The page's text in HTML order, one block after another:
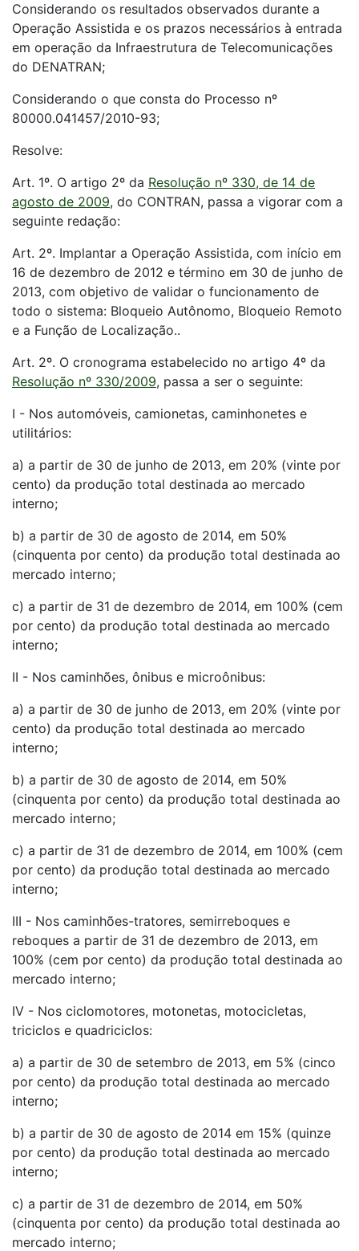
Considerando os resultados observados durante a
Operação Assistida e os prazos necessários à entrada
em operação da Infraestrutura de Telecomunicações
do DENATRAN;
Considerando o que consta do Processo nº
80000.041457/2010-93;
Resolve:
Art. 1º. O artigo 2º da Resolução nº 330, de 14 de
agosto de 2009, do CONTRAN, passa a vigorar com a
seguinte redação:
Art. 2º. Implantar a Operação Assistida, com início em
16 de dezembro de 2012 e término em 30 de junho de
2013, com objetivo de validar o funcionamento de
todo o sistema: Bloqueio Autônomo, Bloqueio Remoto
e a Função de Localização..
Art. 2º. O cronograma estabelecido no artigo 4º da
Resolução nº 330/2009, passa a ser o seguinte:
I - Nos automóveis, camionetas, caminhonetes e
utilitários:
a) a partir de 30 de junho de 2013, em 20% (vinte por
cento) da produção total destinada ao mercado
interno;
b) a partir de 30 de agosto de 2014, em 50%
(cinquenta por cento) da produção total destinada ao
mercado interno;
c) a partir de 31 de dezembro de 2014, em 100% (cem
por cento) da produção total destinada ao mercado
interno;
II - Nos caminhões, ônibus e microônibus:
a) a partir de 30 de junho de 2013, em 20% (vinte por
cento) da produção total destinada ao mercado
interno;
b) a partir de 30 de agosto de 2014, em 50%
(cinquenta por cento) da produção total destinada ao
mercado interno;
c) a partir de 31 de dezembro de 2014, em 100% (cem
por cento) da produção total destinada ao mercado
interno;
III - Nos caminhões-tratores, semirreboques e
reboques a partir de 31 de dezembro de 2013, em
100% (cem por cento) da produção total destinada ao
mercado interno;
IV - Nos ciclomotores, motonetas, motocicletas,
triciclos e quadriciclos:
a) a partir de 30 de setembro de 2013, em 5% (cinco
por cento) da produção total destinada ao mercado
interno;
b) a partir de 30 de agosto de 2014 em 15% (quinze
por cento) da produção total destinada ao mercado
interno;
c) a partir de 31 de dezembro de 2014, em 50%
(cinquenta por cento) da produção total destinada ao
mercado interno;